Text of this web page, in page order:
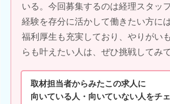
いる。今回募集するのは経理スタッ
経験を存分に活かして働きたい方に
福利厚生も充実しており、やりがい
らも叶えたい人は、ぜひ挑戦してみて
取材担当者からみたこの求人に
向いている人・向いていない人をチ